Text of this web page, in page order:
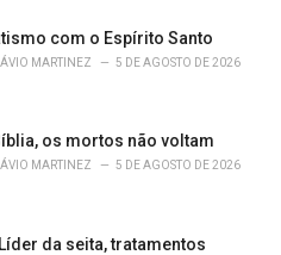
com o Espírito Santo
MARTINEZ 5 DE AGOSTO DE 2026
os mortos não voltam
MARTINEZ 5 DE AGOSTO DE 2026
da seita, tratamentos